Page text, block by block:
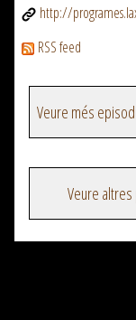
http://
RSS feed
Veure